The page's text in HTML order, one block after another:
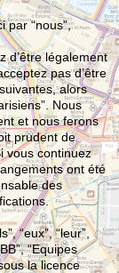
par “nous”,
d’être légalement
pas d’être
alors
Nous
et nous ferons
prudent de
vous continuez
ont été
des
“eux”, “leur”,
“Equipes
la licence